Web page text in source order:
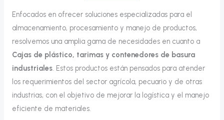
Enfocados en ofrecer soluciones especializadas para el
almacenamiento, procesamiento y manejo de productos,
resolvemos una amplia gama de necesidades en cuanto a
Cajas de plástico, tarimas y contenedores de basura
industriales. Estos productos están pensados para atender
los requerimientos del sector agrícola, pecuario y de otras
industrias, con el objetivo de mejorar la logística y el manejo
eficiente de materiales.